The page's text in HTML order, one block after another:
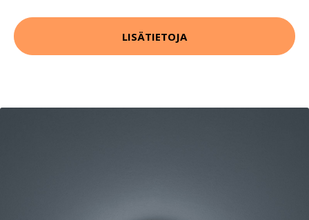
LISÄTIETOJA